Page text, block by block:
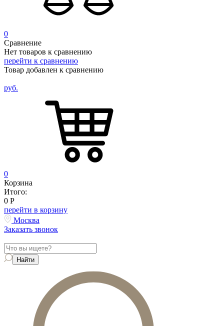
0
Сравнение
Нет товаров к сравнению
перейти к сравнению
Товар добавлен к сравнению
руб.
0
Корзина
Итого:
0 Р
перейти в корзину
Москва
Заказать звонок